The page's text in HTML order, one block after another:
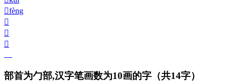
𠣠fèng
𠣡
𠣢
𠣣
部首为勹部,汉字笔画数为10画的字 （共14字）